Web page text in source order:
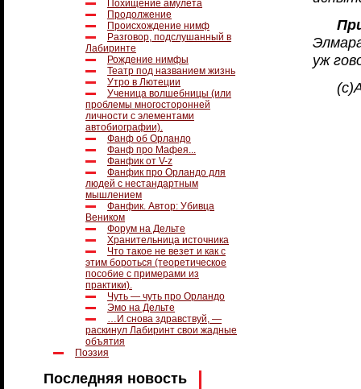
Похищение амулета
Продолжение
Происхождение нимф
Разговор, подслушанный в
Лабиринте
Рождение нимфы
Театр под названием жизнь
Утро в Лютеции
Ученица волшебницы (или
проблемы многосторонней
личности с элементами
автобиографии).
Фанф об Орландо
Фанф про Мафея...
Фанфик от V-z
Фанфик про Орландо для
людей с нестандартным
мышлением
Фанфик. Автор: Убивца
Веником
Форум на Дельте
Хранительница источника
Что такое не везет и как с
этим бороться (теоретическое
пособие с примерами из
практики).
Чуть — чуть про Орландо
Эмо на Дельте
…И снова здравствуй, —
раскинул Лабиринт свои жадные
объятия
Поэзия
Последняя новость
уж